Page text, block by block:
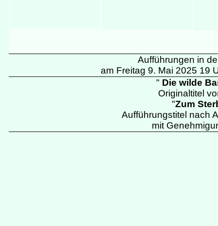
Aufführungen in
am Freitag 9. Mai 2025 19
" Die wilde
Originaltitel
"Zum
Aufführungstitel nach
mit